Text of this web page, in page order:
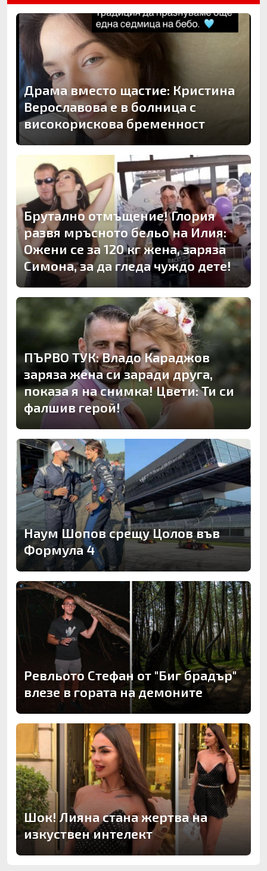
Драма вместо щастие: Кристина
Верославова е в болница с
високорискова бременност
Брутално отмъщение! Глория
развя мръсното бельо на Илия:
Ожени се за 120 кг жена, заряза
Симона, за да гледа чуждо дете!
ПЪРВО ТУК: Владо Караджов
заряза жена си заради друга,
показа я на снимка! Цвети: Ти си
фалшив герой!
Наум Шопов срещу Цолов във
Формула 4
Ревльото Стефан от "Биг брадър"
влезе в гората на демоните
Шок! Лияна стана жертва на
изкуствен интелект